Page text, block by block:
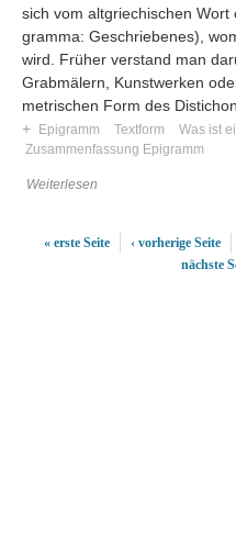
sich vom altgriechischen Wort
gramma: Geschriebenes),
wird. Früher verstand man
Grabmälern, Kunstwerken
metrischen Form des
+
Epigramm Textform Was ist
Zusammenfassung Epigramm
Weiterlesen
« erste Seite ‹ vorherige Seite
nächste